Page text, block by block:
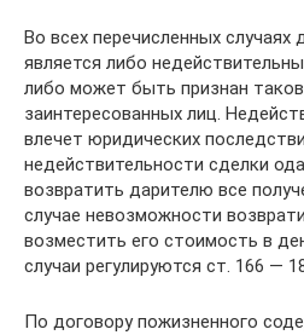
Во всех перечисленных случаях
является либо
либо может быть признан
заинтересованных лиц.
влечет юридических
недействительности сделки
возвратить дарителю все
случае невозможности
возместить его стоимость в
случаи регулируются ст. 166 —
По договору пожизненного